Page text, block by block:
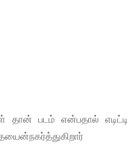
படம் என்பதால்